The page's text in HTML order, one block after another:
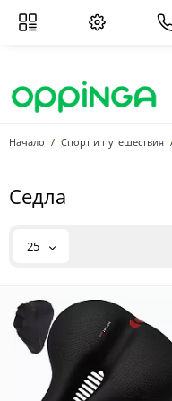
Начало Спорт и путешествия
Седла
25